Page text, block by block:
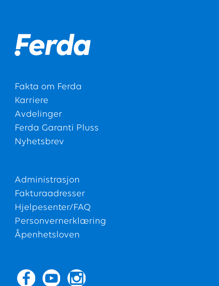
Fakta om Ferda
Karriere
Avdelinger
Ferda Garanti Pluss
Nyhetsbrev
Administrasjon
Fakturaadresser
Hjelpesenter/FAQ
Personvernerklæring
Åpenhetsloven